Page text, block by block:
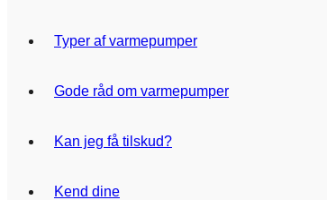
Typer af varmepumper
Gode råd om varmepumper
Kan jeg få tilskud?
Kend dine